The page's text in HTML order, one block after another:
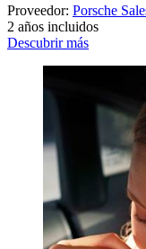
Proveedor: Porsche
2 años incluidos
Descubrir más